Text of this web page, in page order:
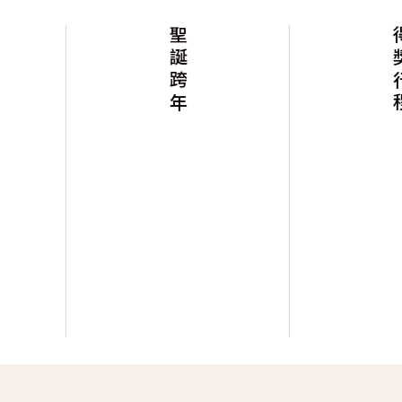
聖誕跨年 得獎行程